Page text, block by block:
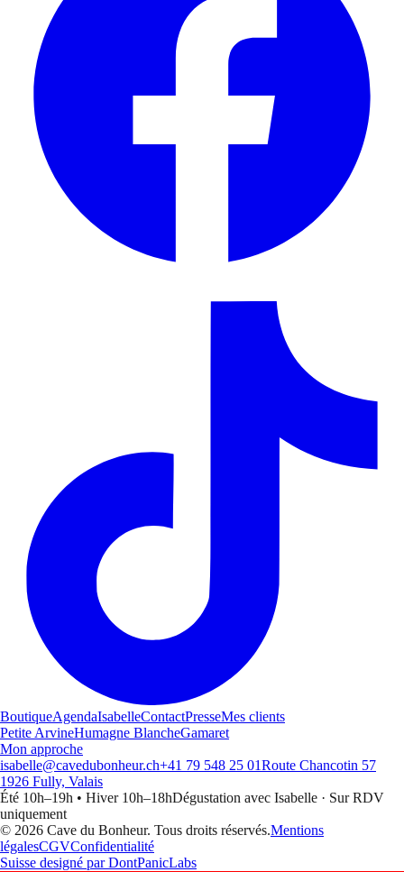
BoutiqueAgendaIsabelleContactPresseMes clients
Petite ArvineHumagne BlancheGamaret
Mon approche
isabelle@cavedubonheur.ch+41 79 548 25 01Route Chancotin 57
1926 Fully, Valais
Été 10h–19h • Hiver 10h–18hDégustation avec Isabelle · Sur RDV
uniquement
© 2026 Cave du Bonheur. Tous droits réservés.Mentions
légalesCGVConfidentialité
Suisse designé parDontPanicLabs